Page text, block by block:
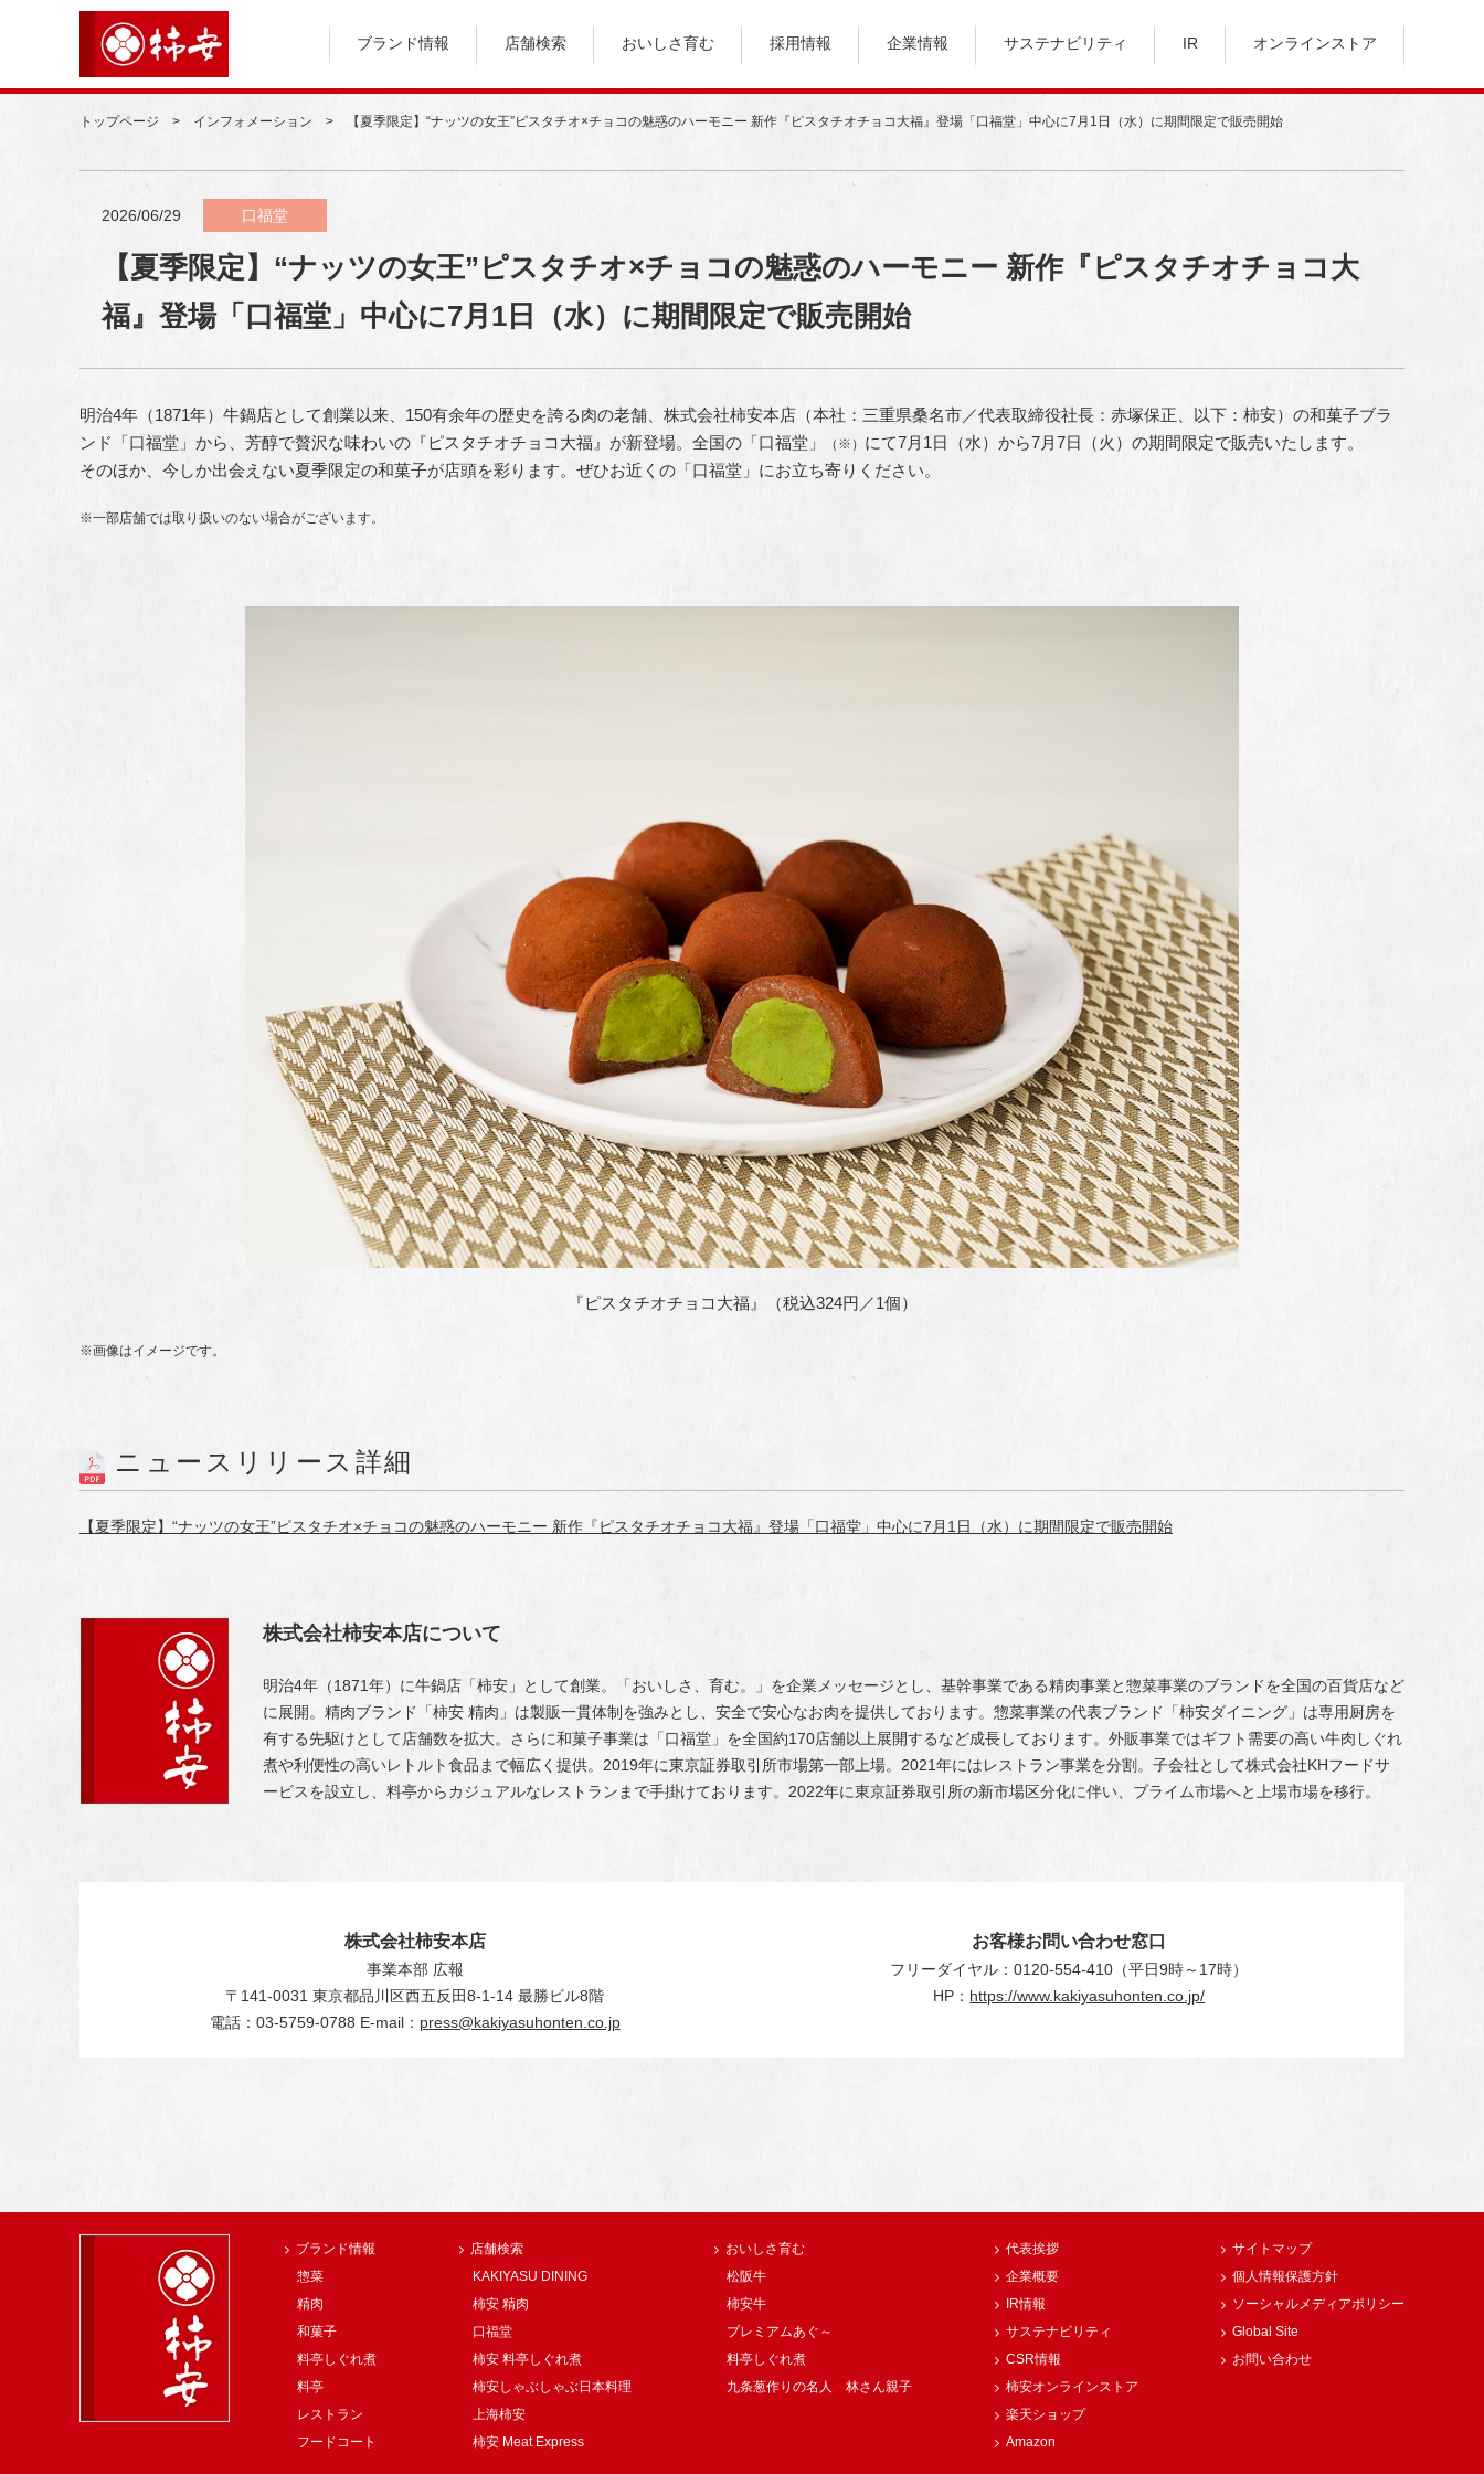
ブランド情報 店舗検索 おいしさ育む 採用情報 企業情報 サステナビリティ IR オンラインストア
トップページ インフォメーション 【夏季限定】“ナッツの女王”ピスタチオ×チョコの魅惑のハーモニー 新作『ピスタチオチョコ大福』登場「口福堂」中心に7月1日（水）に期間限定で販売開始
2026/06/29 口福堂
【夏季限定】“ナッツの女王”ピスタチオ×チョコの魅惑のハーモニー 新作『ピスタチオチョコ大
福』登場「口福堂」中心に7月1日（水）に期間限定で販売開始
明治4年（1871年）牛鍋店として創業以来、150有余年の歴史を誇る肉の老舗、株式会社柿安本店（本社：三重県桑名市／代表取締役社長：赤塚保正、以下：柿安）の和菓子ブラ
ンド「口福堂」から、芳醇で贅沢な味わいの『ピスタチオチョコ大福』が新登場。全国の「口福堂」
（※） にて7月1日（水）から7月7日（火）の期間限定で販売いたします。
そのほか、今しか出会えない夏季限定の和菓子が店頭を彩ります。ぜひお近くの「口福堂」にお立ち寄りください。
※一部店舗では取り扱いのない場合がございます。
『ピスタチオチョコ大福』（税込324円／1個）
※画像はイメージです。
ニュースリリース詳細
【夏季限定】“ナッツの女王”ピスタチオ×チョコの魅惑のハーモニー 新作『ピスタチオチョコ大福』登場「口福堂」中心に7月1日（水）に期間限定で販売開始
株式会社柿安本店について
明治4年（1871年）に牛鍋店「柿安」として創業。「おいしさ、育む。」を企業メッセージとし、基幹事業である精肉事業と惣菜事業のブランドを全国の百貨店など
に展開。精肉ブランド「柿安 精肉」は製販一貫体制を強みとし、安全で安心なお肉を提供しております。惣菜事業の代表ブランド「柿安ダイニング」は専用厨房を
有する先駆けとして店舗数を拡大。さらに和菓子事業は「口福堂」を全国約170店舗以上展開するなど成長しております。外販事業ではギフト需要の高い牛肉しぐれ
煮や利便性の高いレトルト食品まで幅広く提供。2019年に東京証券取引所市場第一部上場。2021年にはレストラン事業を分割。子会社として株式会社KHフードサ
ービスを設立し、料亭からカジュアルなレストランまで手掛けております。2022年に東京証券取引所の新市場区分化に伴い、プライム市場へと上場市場を移行。
株式会社柿安本店
事業本部 広報
〒141-0031東京都品川区西五反田8-1-14 最勝ビル8階
電話：03-5759-0788 E-mail： press@kakiyasuhonten.co.jp
お客様お問い合わせ窓口
フリーダイヤル：0120-554-410 （平日9時～17時）
HP： https://www.kakiyasuhonten.co.jp/
ブランド情報
惣菜
精肉
和菓子
料亭しぐれ煮
料亭
レストラン
フードコート
店舗検索
KAKIYASU DINING
柿安 精肉
口福堂
柿安 料亭しぐれ煮
柿安しゃぶしゃぶ日本料理
上海柿安
柿安 Meat Express
おいしさ育む
松阪牛
柿安牛
プレミアムあぐ～
料亭しぐれ煮
九条葱作りの名人 林さん親子
代表挨拶
企業概要
IR情報
サステナビリティ
CSR情報
柿安オンラインストア
楽天ショップ
Amazon
サイトマップ
個人情報保護方針
ソーシャルメディアポリシー
Global Site
お問い合わせ